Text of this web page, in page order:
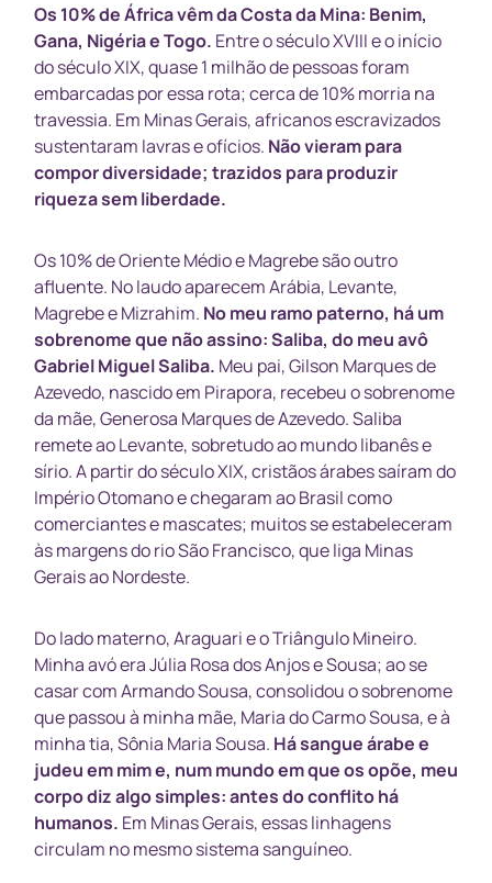
Os 10% de África vêm da Costa da Mina: Benim,
Gana, Nigéria e Togo. Entre o século XVIII e o início
do século XIX, quase 1 milhão de pessoas foram
embarcadas por essa rota; cerca de 10% morria na
travessia. Em Minas Gerais, africanos escravizados
sustentaram lavras e ofícios. Não vieram para
compor diversidade; trazidos para produzir
riqueza sem liberdade.
Os 10% de Oriente Médio e Magrebe são outro
afluente. No laudo aparecem Arábia, Levante,
Magrebe e Mizrahim. No meu ramo paterno, há um
sobrenome que não assino: Saliba, do meu avô
Gabriel Miguel Saliba. Meu pai, Gilson Marques de
Azevedo, nascido em Pirapora, recebeu o sobrenome
da mãe, Generosa Marques de Azevedo. Saliba
remete ao Levante, sobretudo ao mundo libanês e
sírio. A partir do século XIX, cristãos árabes saíram do
Império Otomano e chegaram ao Brasil como
comerciantes e mascates; muitos se estabeleceram
às margens do rio São Francisco, que liga Minas
Gerais ao Nordeste.
Do lado materno, Araguari e o Triângulo Mineiro.
Minha avó era Júlia Rosa dos Anjos e Sousa; ao se
casar com Armando Sousa, consolidou o sobrenome
que passou à minha mãe, Maria do Carmo Sousa, e à
minha tia, Sônia Maria Sousa. Há sangue árabe e
judeu em mim e, num mundo em que os opõe, meu
corpo diz algo simples: antes do conflito há
humanos. Em Minas Gerais, essas linhagens
circulam no mesmo sistema sanguíneo.